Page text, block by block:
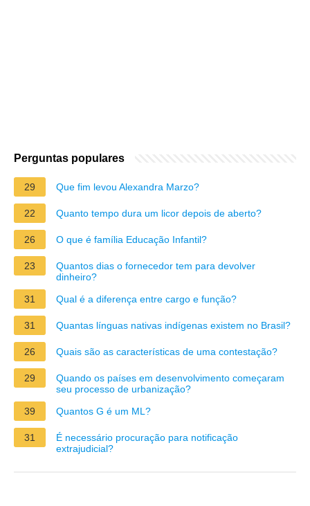
Perguntas populares
29 Que fim levou Alexandra Marzo?
22 Quanto tempo dura um licor depois de aberto?
26 O que é família Educação Infantil?
23
Quantos dias o fornecedor tem para devolver
dinheiro?
31
Qual é a diferença entre cargo e função?
31 Quantas línguas nativas indígenas existem no Brasil?
26 Quais são as características de uma contestação?
29
Quando os países em desenvolvimento começaram
seu processo de urbanização?
39
Quantos G é um ML?
31
É necessário procuração para notificação
extrajudicial?